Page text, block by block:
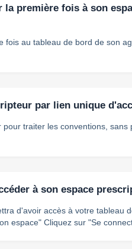
la première fois à son
fois au tableau de bord de son
par lien unique
traiter les conventions, sans
à son espace
accès à votre tableau de bord